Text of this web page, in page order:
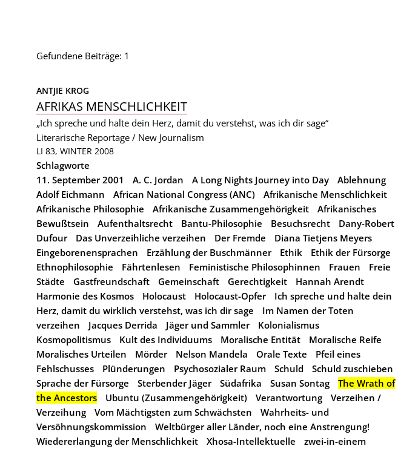
Gefundene Beiträge: 1
ANTJIE KROG
AFRIKAS MENSCHLICHKEIT
„Ich spreche und halte dein Herz, damit du verstehst, was ich dir sage“
Literarische Reportage / New Journalism
LI 83, WINTER 2008
Schlagworte
11. September 2001
A. C. Jordan A Long Nights Journey into Day
Ablehnung
Adolf Eichmann
African National Congress (ANC)
Afrikanische Menschlichkeit
Afrikanische Philosophie
Afrikanische Zusammengehörigkeit
Afrikanisches
Bewußtsein
Aufenthaltsrecht Bantu-Philosophie Besuchsrecht
Dany-Robert
Dufour
Das Unverzeihliche verzeihen Der Fremde
Diana Tietjens Meyers
Eingeborenensprachen
Erzählung der Buschmänner Ethik
Ethik der Fürsorge
Ethnophilosophie
Fährtenlesen Feministische Philosophinnen Frauen
Freie
Städte
Gastfreundschaft Gemeinschaft Gerechtigkeit
Hannah Arendt
Harmonie des Kosmos
Holocaust Holocaust-Opfer
Ich spreche und halte dein
Herz, damit du wirklich verstehst, was ich dir sage
Im Namen der Toten
verzeihen
Jacques Derrida Jäger und Sammler
Kolonialismus
Kosmopolitismus
Kult des Individuums Moralische Entität
Moralische Reife
Moralisches Urteilen
Mörder Nelson Mandela Orale Texte
Pfeil eines
Fehlschusses
Plünderungen Psychosozialer Raum Schuld
Schuld zuschieben
Sprache der Fürsorge
Sterbender Jäger Südafrika Susan Sontag
The Wrath of
the Ancestors
Ubuntu (Zusammengehörigkeit) Verantwortung
Verzeihen /
Verzeihung
Vom Mächtigsten zum Schwächsten
Wahrheits- und
Versöhnungskommission
Weltbürger aller Länder, noch eine Anstrengung!
Wiedererlangung der Menschlichkeit
Xhosa-Intellektuelle
zwei-in-einem